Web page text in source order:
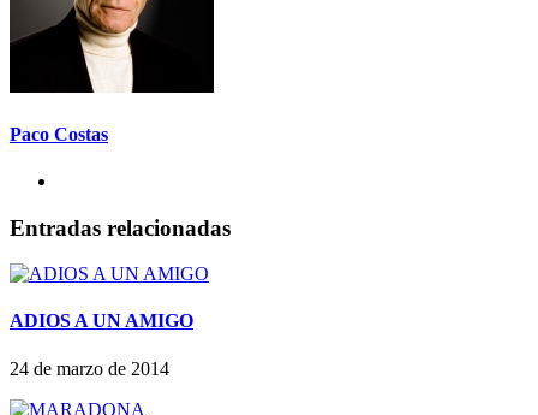
Paco Costas
Entradas relacionadas
ADIOS A UN AMIGO
24 de marzo de 2014